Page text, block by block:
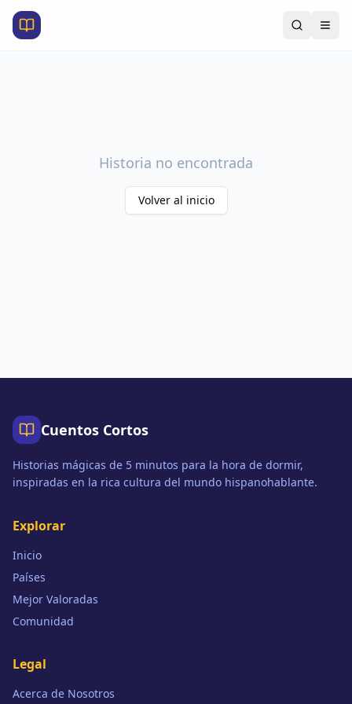
Historia no encontrada
Volver al inicio
Cuentos Cortos
Historias mágicas de 5 minutos para la hora de dormir,
inspiradas en la rica cultura del mundo hispanohablante.
Explorar
Inicio
Países
Mejor Valoradas
Comunidad
Legal
Acerca de Nosotros